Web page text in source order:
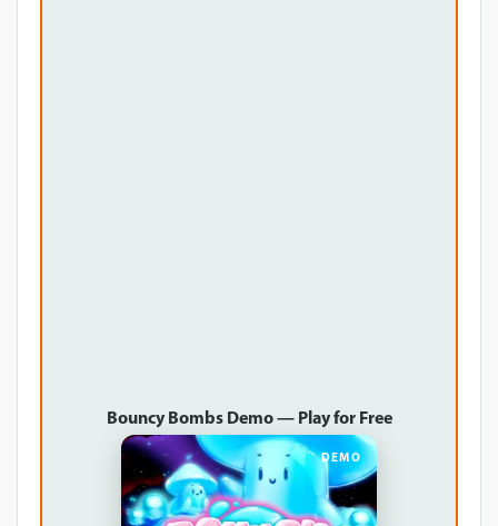
Bouncy Bombs Demo — Play for Free
DEMO